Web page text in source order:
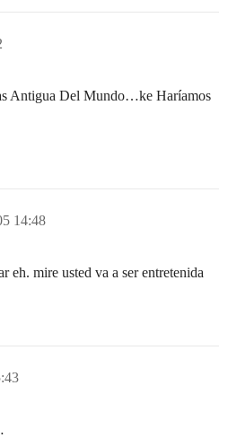
Antigua Del Mundo…ke Haríamos
14:48
eh. mire usted va a ser entretenida